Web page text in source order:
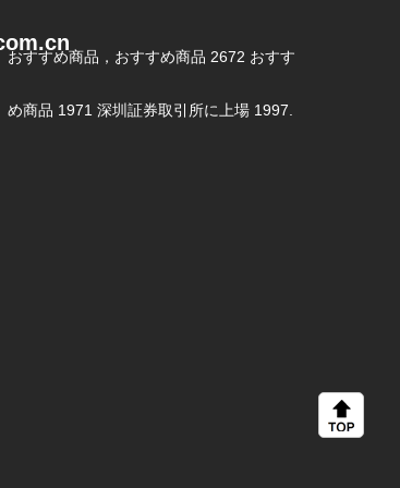
おすすめ商品，おすすめ商品 2672 おすす
め商品 1971 深圳証券取引所に上場 1997.